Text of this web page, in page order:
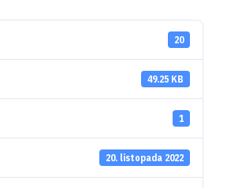
20
49.25 KB
1
20. listopada 2022